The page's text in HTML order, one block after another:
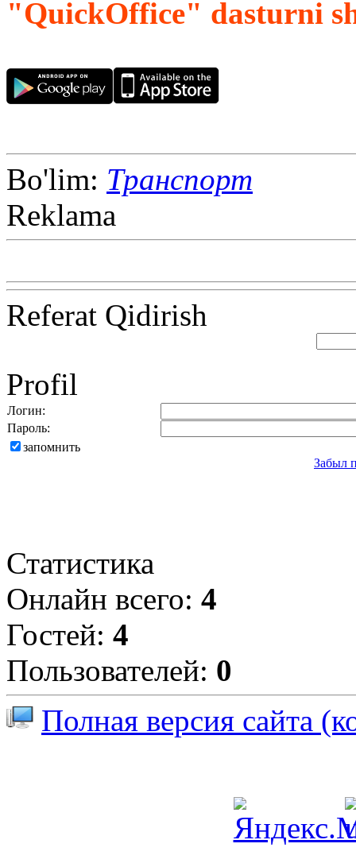
"QuickOffice" dasturni
Bo'lim: Транспорт
Reklama
Referat Qidirish
Profil
Логин:
Пароль:
запомнить
Забыл
Статистика
Онлайн всего: 4
Гостей: 4
Пользователей: 0
Полная версия сайта